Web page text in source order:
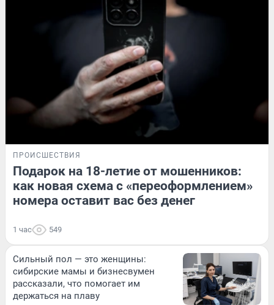
ПРОИСШЕСТВИЯ
Подарок на 18-летие от мошенников:
как новая схема с «переоформлением»
номера оставит вас без денег
1 час 549
Сильный пол — это женщины:
сибирские мамы и бизнесвумен
рассказали, что помогает им
держаться на плаву